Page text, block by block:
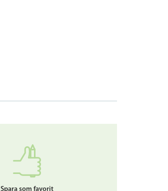
Spara som favorit